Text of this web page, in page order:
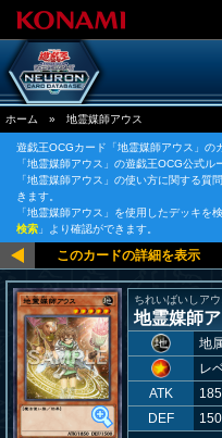
ホーム » 地霊媒師アウス
遊戯王OCGカード「地霊媒師アウス」の
「地霊媒師アウス」の遊戯王OCG公式ル
「地霊媒師アウス」の使い方に関する質
きます。
「地霊媒師アウス」を使用したデッキを
検索 」より確認ができます。
ちれいばいしアウ
地霊媒師
地
レ
ATK
DEF